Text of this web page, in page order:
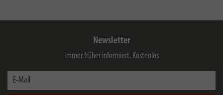
Newsletter
Immer früher informiert. Kostenlos
E-Mail